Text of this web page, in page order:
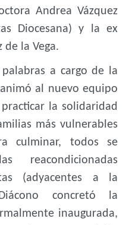
Andrea Vázquez
Diocesana) y la ex
de la Vega.
a cargo de la
al nuevo equipo
la solidaridad
más vulnerables
culminar, todos se
reacondicionadas
(adyacentes a la
concretó la
inaugurada,